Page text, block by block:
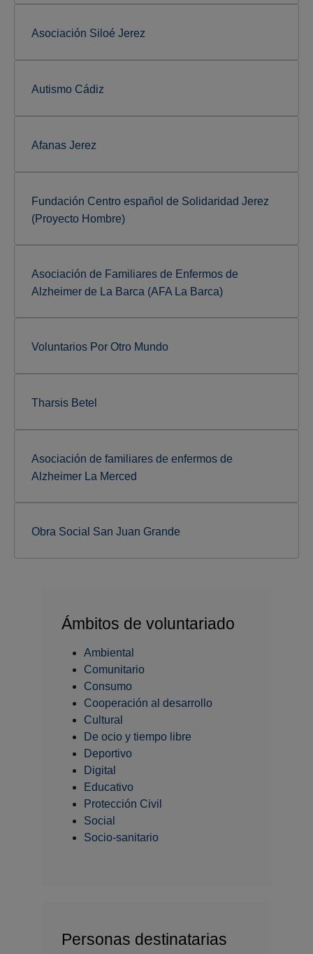
Asociación Siloé Jerez
Autismo Cádiz
Afanas Jerez
Fundación Centro español de Solidaridad Jerez
(Proyecto Hombre)
Asociación de Familiares de Enfermos de
Alzheimer de La Barca (AFA La Barca)
Voluntarios Por Otro Mundo
Tharsis Betel
Asociación de familiares de enfermos de
Alzheimer La Merced
Obra Social San Juan Grande
Ámbitos de voluntariado
Ambiental
Comunitario
Consumo
Cooperación al desarrollo
Cultural
De ocio y tiempo libre
Deportivo
Digital
Educativo
Protección Civil
Social
Socio-sanitario
Personas destinatarias